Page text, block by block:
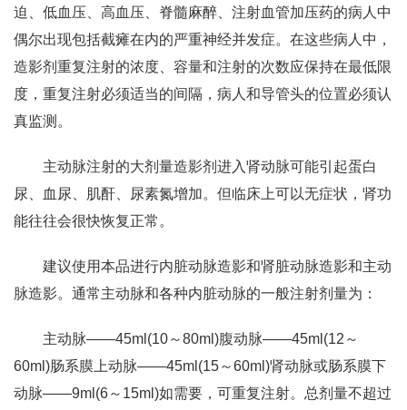
迫、低血压、高血压、脊髓麻醉、注射血管加压药的病人中
偶尔出现包括截瘫在内的严重神经并发症。在这些病人中，
造影剂重复注射的浓度、容量和注射的次数应保持在最低限
度，重复注射必须适当的间隔，病人和导管头的位置必须认
真监测。
主动脉注射的大剂量造影剂进入肾动脉可能引起蛋白
尿、血尿、肌酐、尿素氮增加。但临床上可以无症状，肾功
能往往会很快恢复正常。
建议使用本品进行内脏动脉造影和肾脏动脉造影和主动
脉造影。通常主动脉和各种内脏动脉的一般注射剂量为：
主动脉——45ml(10～80ml)腹动脉——45ml(12～
60ml)肠系膜上动脉——45ml(15～60ml)肾动脉或肠系膜下
动脉——9ml(6～15ml)如需要，可重复注射。总剂量不超过